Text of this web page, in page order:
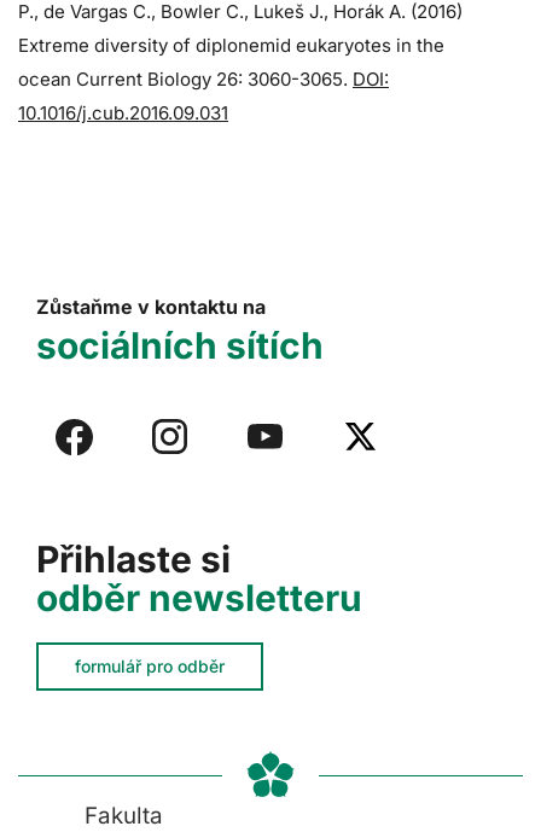
P., de Vargas C., Bowler C., Lukeš J., Horák A. (2016)
Extreme diversity of diplonemid eukaryotes in the
ocean Current Biology 26: 3060-3065. DOI:
10.1016/j.cub.2016.09.031
Přihlaste si
odběr newsletteru
formulář pro odběr
Zůstaňme v kontaktu na
sociálních sítích
Fakulta